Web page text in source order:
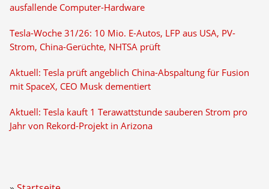
ausfallende Computer-Hardware
Tesla-Woche 31/26: 10 Mio. E-Autos, LFP aus USA, PV-
Strom, China-Gerüchte, NHTSA prüft
Aktuell: Tesla prüft angeblich China-Abspaltung für Fusion
mit SpaceX, CEO Musk dementiert
Aktuell: Tesla kauft 1 Terawattstunde sauberen Strom pro
Jahr von Rekord-Projekt in Arizona